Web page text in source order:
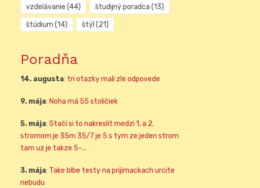
vzdelávanie (44) študijný poradca (13)
štúdium (14) štýl (21)
Poradňa
14. augusta: tri otazky mali zle odpovede
9. mája: Noha má 55 stoličiek
5. mája: Stačí si to nakreslit medzi 1, a 2,
stromom je 35m 35/7 je 5 s tym ze jeden strom
tam uz je takze 5-...
3. mája: Take blbe testy na prijimackach urcite
nebudu